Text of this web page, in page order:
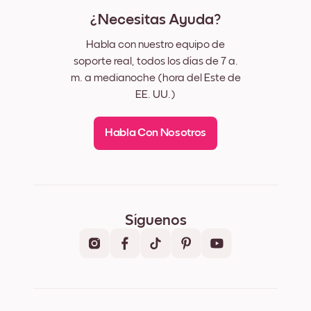
¿Necesitas Ayuda?
Habla con nuestro equipo de
soporte real, todos los días de 7 a.
m. a medianoche (hora del Este de
EE. UU.)
Habla Con Nosotros
Síguenos